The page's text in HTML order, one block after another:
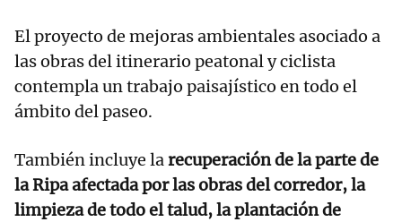
El proyecto de mejoras ambientales asociado a
las obras del itinerario peatonal y ciclista
contempla un trabajo paisajístico en todo el
ámbito del paseo.
También incluye larecuperación de la parte de
la Ripa afectada por las obras del corredor, la
limpieza de todo el talud, la plantación de